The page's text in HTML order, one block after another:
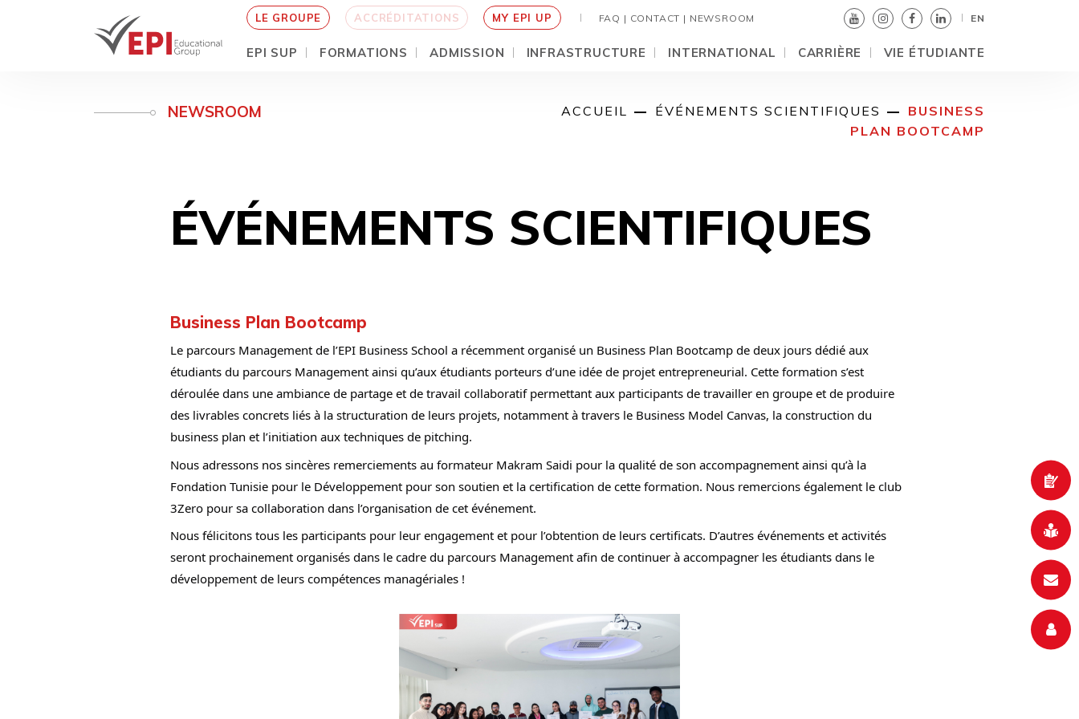
LE GROUPE ACCRÉDITATIONS MY EPI UP FAQ | CONTACT | NEWSROOM EN
EPI SUP FORMATIONS ADMISSION INFRASTRUCTURE INTERNATIONAL CARRIÈRE VIE ÉTUDIANTE
NEWSROOM ACCUEIL ÉVÉNEMENTS SCIENTIFIQUES
BUSINESS
PLAN BOOTCAMP
ÉVÉNEMENTS SCIENTIFIQUES
Business Plan Bootcamp
Le parcours Management de l’EPI Business School a récemment organisé un Business Plan Bootcamp de deux jours dédié aux
étudiants du parcours Management ainsi qu’aux étudiants porteurs d’une idée de projet entrepreneurial. Cette formation s’est
déroulée dans une ambiance de partage et de travail collaboratif permettant aux participants de travailler en groupe et de produire
des livrables concrets liés à la structuration de leurs projets, notamment à travers le Business Model Canvas, la construction du
business plan et l’initiation aux techniques de pitching.
Nous adressons nos sincères remerciements au formateur Makram Saidi pour la qualité de son accompagnement ainsi qu’à la
Fondation Tunisie pour le Développement pour son soutien et la certification de cette formation. Nous remercions également le club
3Zero pour sa collaboration dans l’organisation de cet événement.
Nous félicitons tous les participants pour leur engagement et pour l’obtention de leurs certificats. D’autres événements et activités
seront prochainement organisés dans le cadre du parcours Management afin de continuer à accompagner les étudiants dans le
développement de leurs compétences managériales !